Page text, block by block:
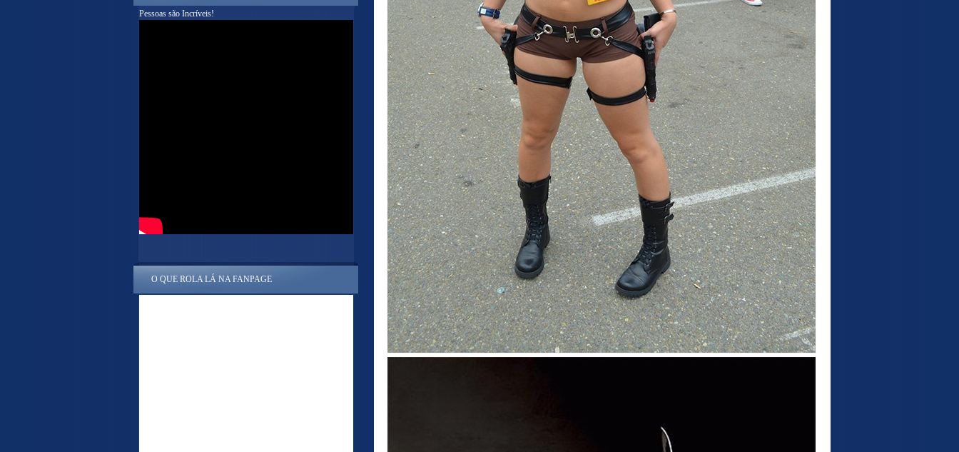
Pessoas são Incríveis!
O QUE ROLA LÁ NA FANPAGE